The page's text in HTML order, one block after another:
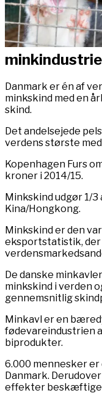
Danmark er én af
minkskind med en
skind.
Det andelsejede
verdens største
Kopenhagen Furs
kroner i 2014/15.
Minkskind udgør 1/
Kina/Hongkong.
Minkskind er den
eksportstatistik,
De danske
minkskind i verden
gennemsnitlig
Minkavl er en
fødevareindustrien
biprodukter.
6.000 mennesker
Danmark.
effekter